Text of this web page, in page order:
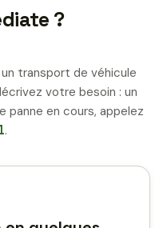
?
transport de véhicule
votre besoin : un
panne en cours, appelez
.